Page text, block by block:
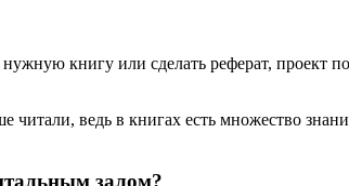
книгу или сделать реферат, проект
читали, ведь в книгах есть множество
залом?